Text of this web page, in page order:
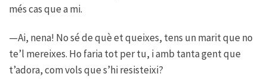
més cas que a mi.
—Ai, nena! No sé de què et queixes, tens un marit que no
te’l mereixes. Ho faria tot per tu, i amb tanta gent que
t’adora, com vols que s’hi resisteixi?